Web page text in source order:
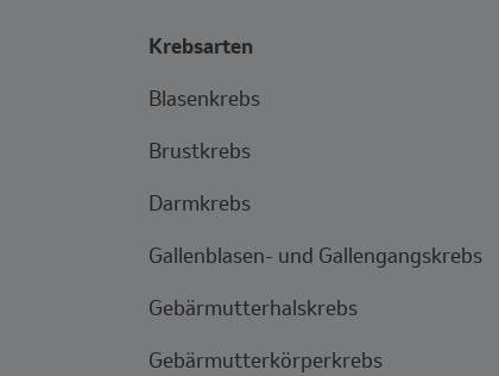
Krebsarten
Blasenkrebs
Brustkrebs
Darmkrebs
Gallenblasen- und Gallengangskrebs
Gebärmutterhalskrebs
Gebärmutterkörperkrebs